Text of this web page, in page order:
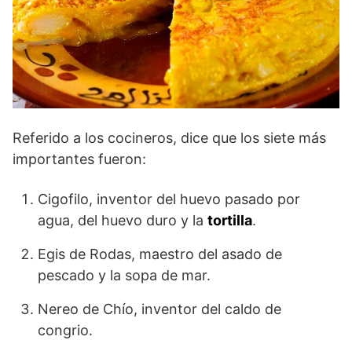
Referido a los cocineros, dice que los siete más
importantes fueron:
Cigofilo, inventor del huevo pasado por
agua, del huevo duro y la tortilla.
Egis de Rodas, maestro del asado de
pescado y la sopa de mar.
Nereo de Chío, inventor del caldo de
congrio.